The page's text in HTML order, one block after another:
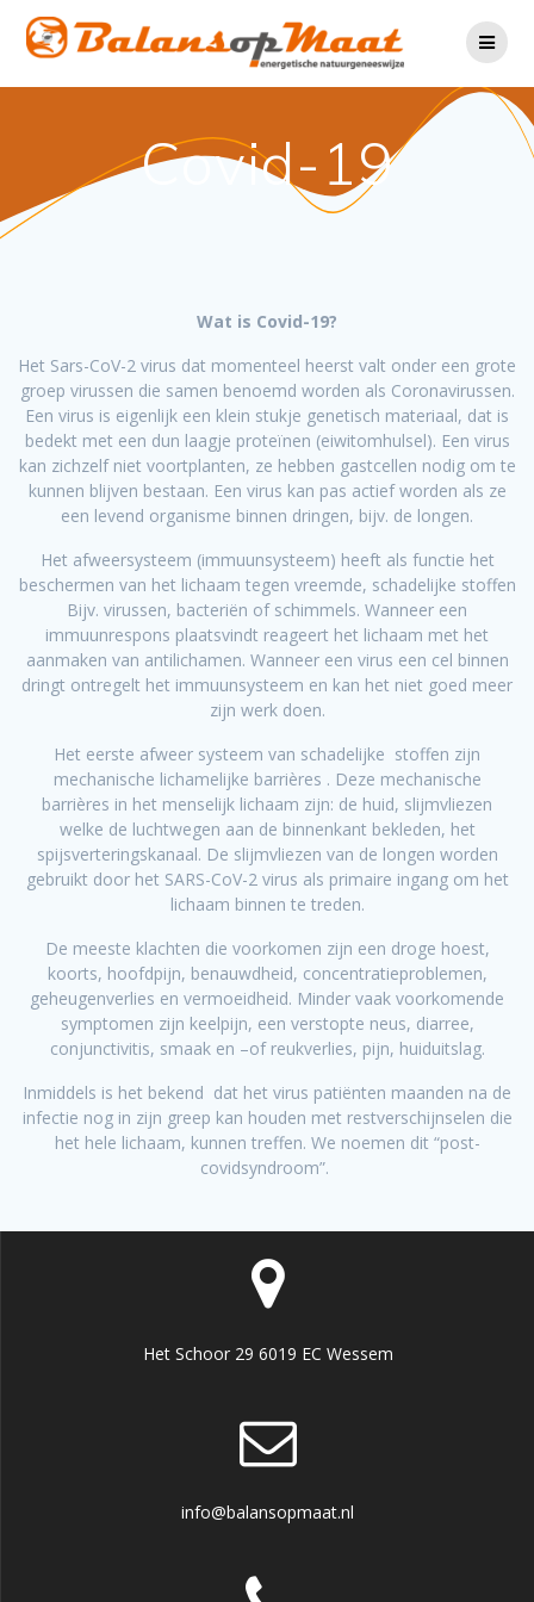
naar
de
inhoud
Covid-19
Wat is Covid-19?
Het Sars-CoV-2 virus dat momenteel heerst valt onder een grote
groep virussen die samen benoemd worden als Coronavirussen.
Een virus is eigenlijk een klein stukje genetisch materiaal, dat is
bedekt met een dun laagje proteïnen (eiwitomhulsel). Een virus
kan zichzelf niet voortplanten, ze hebben gastcellen nodig om te
kunnen blijven bestaan. Een virus kan pas actief worden als ze
een levend organisme binnen dringen, bijv. de longen.
Het afweersysteem (immuunsysteem) heeft als functie het
beschermen van het lichaam tegen vreemde, schadelijke stoffen
Bijv. virussen, bacteriën of schimmels. Wanneer een
immuunrespons plaatsvindt reageert het lichaam met het
aanmaken van antilichamen. Wanneer een virus een cel binnen
dringt ontregelt het immuunsysteem en kan het niet goed meer
zijn werk doen.
Het eerste afweer systeem van schadelijke stoffen zijn
mechanische lichamelijke barrières . Deze mechanische
barrières in het menselijk lichaam zijn: de huid, slijmvliezen
welke de luchtwegen aan de binnenkant bekleden, het
spijsverteringskanaal. De slijmvliezen van de longen worden
gebruikt door het SARS-CoV-2 virus als primaire ingang om het
lichaam binnen te treden.
De meeste klachten die voorkomen zijn een droge hoest,
koorts, hoofdpijn, benauwdheid, concentratieproblemen,
geheugenverlies en vermoeidheid. Minder vaak voorkomende
symptomen zijn keelpijn, een verstopte neus, diarree,
conjunctivitis, smaak en –of reukverlies, pijn, huiduitslag.
Inmiddels is het bekend dat het virus patiënten maanden na de
infectie nog in zijn greep kan houden met restverschijnselen die
het hele lichaam, kunnen treffen. We noemen dit “post-
covidsyndroom”.
Het Schoor 29 6019 EC Wessem
info@balansopmaat.nl